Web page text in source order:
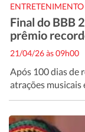
ENTRETENIMENTO
Final do BBB
prêmio
21/04/26 às 09h00
Após 100 dias de
atrações musicais